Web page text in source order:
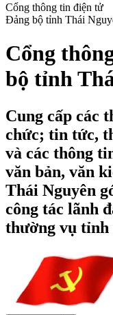
Cổng thông tin điện tử
Đảng bộ tỉnh Thái
Cổng
bộ tỉnh
Cung cấp các
chức; tin tức,
và các thông
văn bản, văn
Thái Nguyên
công tác lãnh
thường vụ tỉnh